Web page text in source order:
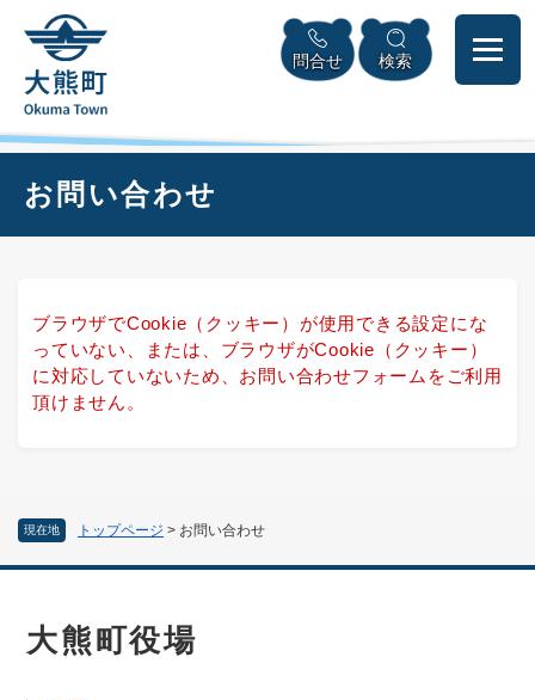
頭
メニューを飛ばして本文へ
問合せ 検索
現在地 トップページ > お問い合わせ
お問い合わせ
ブラウザでCookie（クッキー）が使用できる設定にな
っていない、または、ブラウザがCookie（クッキー）
に対応していないため、お問い合わせフォームをご利用
頂けません。
大熊町役場